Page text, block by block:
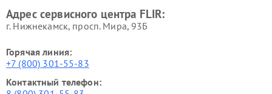
Адрес сервисного центра FLIR:
г. Нижнекамск, просп. Мира, 93Б
Горячая линия:
+7 (800) 301-55-83
Контактный телефон: